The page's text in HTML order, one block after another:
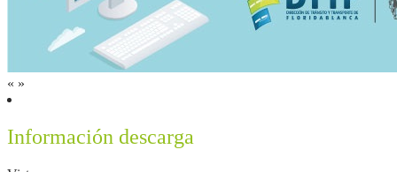
« »
Información descarga